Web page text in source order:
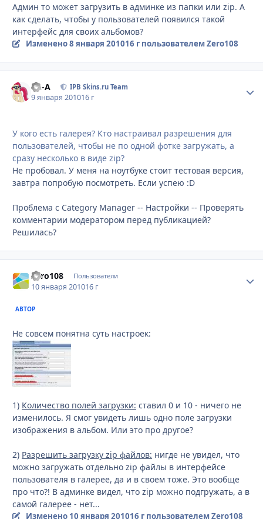
Админ то может загрузить в админке из папки или zip. А
как сделать, чтобы у пользователей появился такой
интерфейс для своих альбомов?
Изменено8 января 201016 гпользователем Zero108
Ph-A IPB Skins.ru Team
9 января 201016 г
У кого есть галерея? Кто настраивал разрешения для
пользователей, чтобы не по одной фотке загружать, а
сразу несколько в виде zip?
Не пробовал. У меня на ноутбуке стоит тестовая версия,
завтра попробую посмотреть. Если успею :D
Проблема с Category Manager -- Настройки -- Проверять
комментарии модератором перед публикацией?
Решилась?
Zero108 Пользователи
10 января 201016 г
АВТОР
Не совсем понятна суть настроек:
1) Количество полей загрузки: ставил 0 и 10 - ничего не
изменилось. Я смог увидеть лишь одно поле загрузки
изображения в альбом. Или это про другое?
2) Разрешить загрузку zip файлов: нигде не увидел, что
можно загружать отдельно zip файлы в интерфейсе
пользователя в галерее, да и в своем тоже. Это вообще
про что?! В админке видел, что zip можно подгружать, а в
самой галерее - нет...
Изменено 10 января 201016 гпользователем Zero108